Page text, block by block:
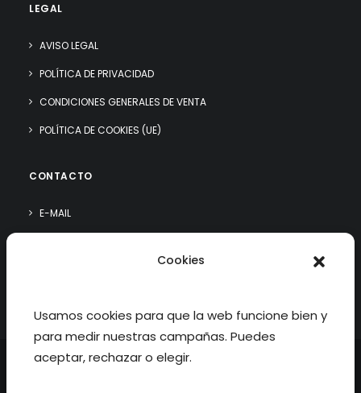
Cookies
Usamos cookies para que la web funcione bien y
para medir nuestras campañas. Puedes
aceptar, rechazar o elegir.
LEGAL
AVISO LEGAL
POLÍTICA DE PRIVACIDAD
CONDICIONES GENERALES DE VENTA
POLÍTICA DE COOKIES (UE)
CONTACTO
E-MAIL